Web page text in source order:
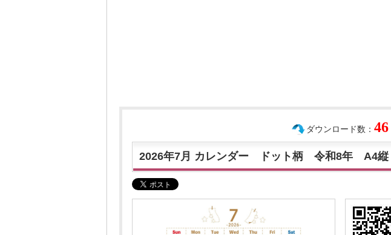
ダウンロード数： 46
2026年7月 カレンダー ドット柄 令和8年 A4縦